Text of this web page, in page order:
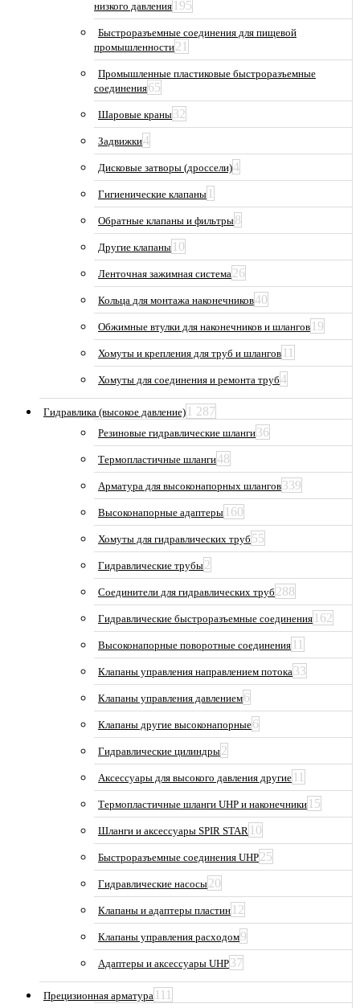
низкого давления 195
Быстроразъемные соединения для пищевой
промышленности21
Промышленные пластиковые быстроразъемные
соединения65
Шаровые краны32
Задвижки4
Дисковые затворы (дроссели)4
Гигиенические клапаны 1
Обратные клапаны и фильтры8
Другие клапаны 10
Ленточная зажимная система26
Кольца для монтажа наконечников40
Обжимные втулки для наконечников и шлангов 19
Хомуты и крепления для труб и шлангов 11
Хомуты для соединения и ремонта труб4
Гидравлика (высокое давление) 1 287
Резиновые гидравлические шланги36
Термопластичные шланги48
Арматура для высоконапорных шлангов339
Высоконапорные адаптеры 160
Хомуты для гидравлических труб 55
Гидравлические трубы2
Соединители для гидравлических труб 288
Гидравлические быстроразъемные соединения 162
Высоконапорные поворотные соединения 11
Клапаны управления направлением потока33
Клапаны управления давлением6
Клапаны другие высоконапорные6
Гидравлические цилиндры2
Аксессуары для высокого давления другие 11
Термопластичные шланги UHP и наконечники 15
Шланги и аксессуары SPIR STAR 10
Быстроразъемные соединения UHP25
Гидравлические насосы20
Клапаны и адаптеры пластин 12
Клапаны управления расходом9
Адаптеры и аксессуары UHP37
Прецизионная арматура 111